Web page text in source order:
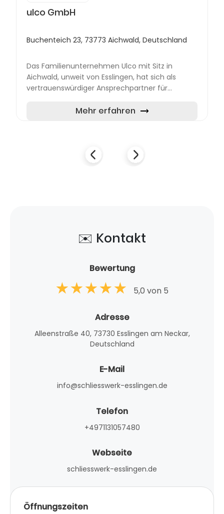
ulco GmbH
Buchenteich 23, 73773 Aichwald, Deutschland
Das Familienunternehmen Ulco mit Sitz in
Aichwald, unweit von Esslingen, hat sich als
vertrauenswürdiger Ansprechpartner für
Sicherheitssysteme und effektiven Sonn...
Mehr erfahren
✉️ Kontakt
Bewertung
5,0 von 5
Adresse
Alleenstraße 40, 73730 Esslingen am Neckar,
Deutschland
E-Mail
info@schliesswerk-esslingen.de
Telefon
+4971131057480
Webseite
schliesswerk-esslingen.de
Öffnungszeiten